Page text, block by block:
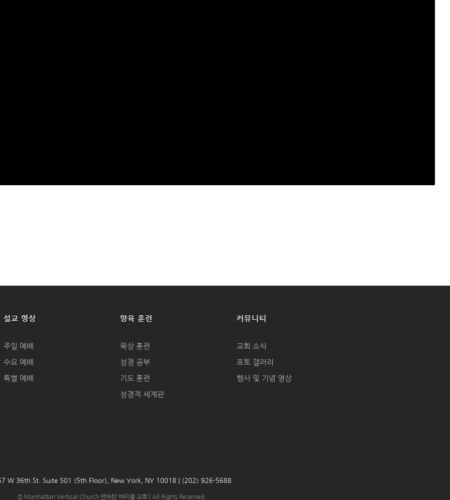
설교 영상
주일 예배
수요 예배
특별 예배
양육 훈련
묵상 훈련
성경 공부
기도 훈련
성경적 세계관
커뮤니티
교회 소식
포토 갤러리
행사 및 기념 영상
W 36th St. Suite 501 (5th Floor), New York, NY 10018 | (202) 926-5688
© Manhattan Vertical Church 맨하탄 버티컬 교회 | All Rights Reserved.